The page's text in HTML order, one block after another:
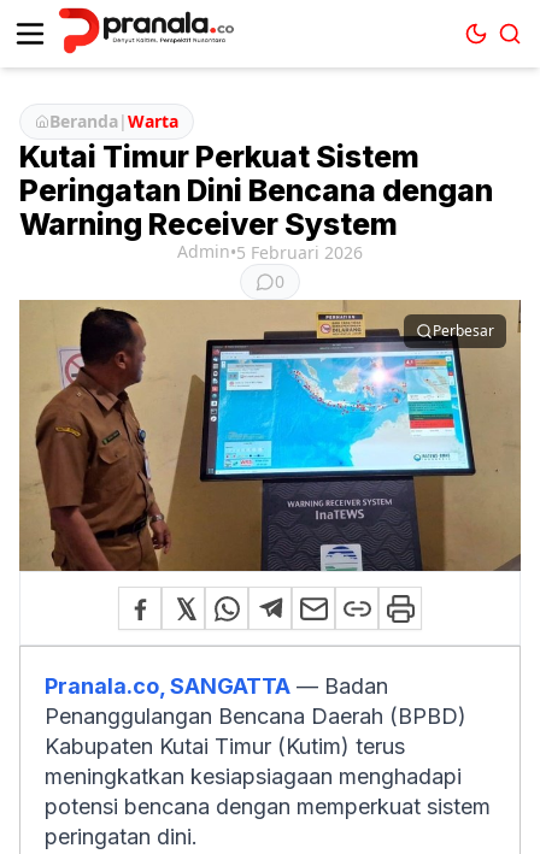
Beranda|Warta
Kutai Timur Perkuat Sistem
Peringatan Dini Bencana dengan
Warning Receiver System
Admin•5 Februari 2026
0
Perbesar
Pranala.co, SANGATTA — Badan
Penanggulangan Bencana Daerah (BPBD)
Kabupaten Kutai Timur (Kutim) terus
meningkatkan kesiapsiagaan menghadapi
potensi bencana dengan memperkuat sistem
peringatan dini.